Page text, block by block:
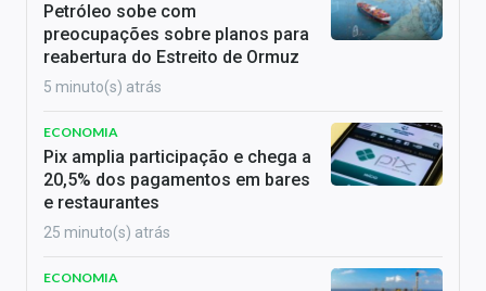
Petróleo sobe com
preocupações sobre planos para
reabertura do Estreito de Ormuz
5 minuto(s) atrás
ECONOMIA
Pix amplia participação e chega a
20,5% dos pagamentos em bares
e restaurantes
25 minuto(s) atrás
ECONOMIA